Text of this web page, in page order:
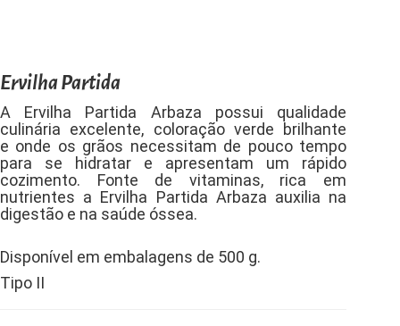
Ervilha Partida
A Ervilha Partida Arbaza possui qualidade
culinária excelente, coloração verde brilhante
e onde os grãos necessitam de pouco tempo
para se hidratar e apresentam um rápido
cozimento. Fonte de vitaminas, rica em
nutrientes a Ervilha Partida Arbaza auxilia na
digestão e na saúde óssea.
Disponível em embalagens de 500 g.
Tipo II